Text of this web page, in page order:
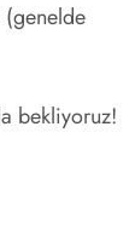
(genelde
bekliyoruz!